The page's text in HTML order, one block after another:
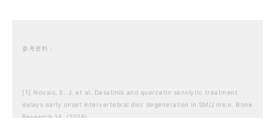
参考资料：
[1] Novais, E. J. et al. Dasatinib and quercetin senolytic treatment
delays early onset intervertebral disc degeneration in SM/J mice. Bone
Research 14, (2026).